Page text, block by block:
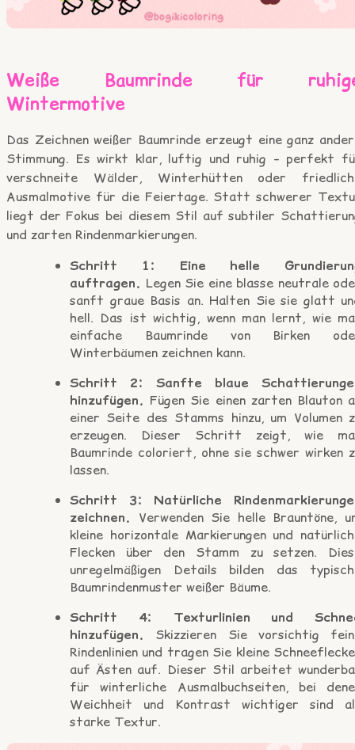
Weiße Baumrinde für
Wintermotive
Das Zeichnen weißer Baumrinde erzeugt eine ganz
Stimmung. Es wirkt klar, luftig und ruhig – perfekt
verschneite Wälder, Winterhütten oder
Ausmalmotive für die Feiertage. Statt schwerer
liegt der Fokus bei diesem Stil auf subtiler
und zarten Rindenmarkierungen.
Schritt 1: Eine helle
auftragen. Legen Sie eine blasse neutrale
sanft graue Basis an. Halten Sie sie glatt
hell. Das ist wichtig, wenn man lernt, wie
einfache Baumrinde von Birken
Winterbäumen zeichnen kann.
Schritt 2: Sanfte blaue
hinzufügen. Fügen Sie einen zarten Blauton
einer Seite des Stamms hinzu, um Volumen
erzeugen. Dieser Schritt zeigt, wie
Baumrinde coloriert, ohne sie schwer wirken
lassen.
Schritt 3: Natürliche
zeichnen. Verwenden Sie helle Brauntöne,
kleine horizontale Markierungen und
Flecken über den Stamm zu setzen.
unregelmäßigen Details bilden das
Baumrindenmuster weißer Bäume.
Schritt 4: Texturlinien und
hinzufügen. Skizzieren Sie vorsichtig
Rindenlinien und tragen Sie kleine
auf Ästen auf. Dieser Stil arbeitet
für winterliche Ausmalbuchseiten, bei
Weichheit und Kontrast wichtiger sind
starke Textur.